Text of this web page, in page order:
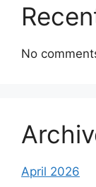
No
April 2026